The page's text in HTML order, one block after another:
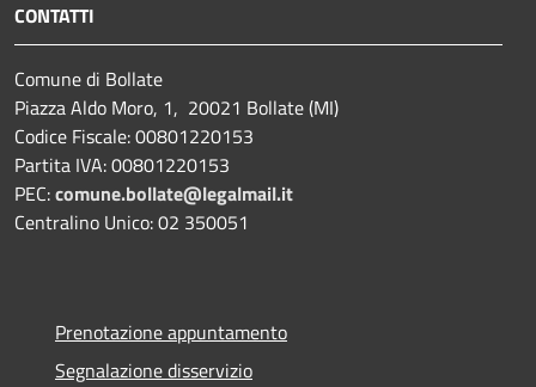
CONTATTI
Comune di Bollate
Piazza Aldo Moro, 1, 20021 Bollate (MI)
Codice Fiscale: 00801220153
Partita IVA: 00801220153
PEC:comune.bollate@legalmail.it
Centralino Unico: 02 350051
Prenotazione appuntamento
Segnalazione disservizio